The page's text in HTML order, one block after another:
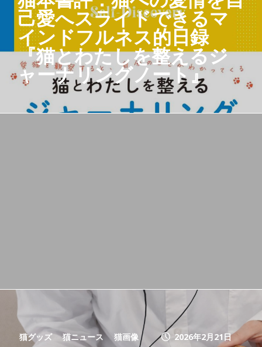
己愛へスライドできるマ
インドフルネス的日録
『猫とわたしを整えるジ
ャーナリングノート』
猫グッズ 猫ニュース 猫画像 2026年2月21日